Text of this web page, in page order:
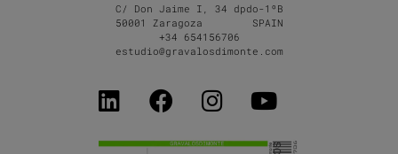
C/ Don Jaime I, 34 dpdo-1ºB
50001 Zaragoza SPAIN
+34 654156706
estudio@gravalosdimonte.com